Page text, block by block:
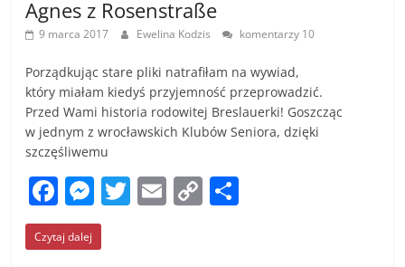
Agnes z Rosenstraße
9 marca 2017 Ewelina Kodzis komentarzy 10
Porządkując stare pliki natrafiłam na wywiad,
który miałam kiedyś przyjemność przeprowadzić.
Przed Wami historia rodowitej Breslauerki! Goszcząc
w jednym z wrocławskich Klubów Seniora, dzięki
szczęśliwemu
F
a
c
M
e
ss
T E C
Czytaj dalej